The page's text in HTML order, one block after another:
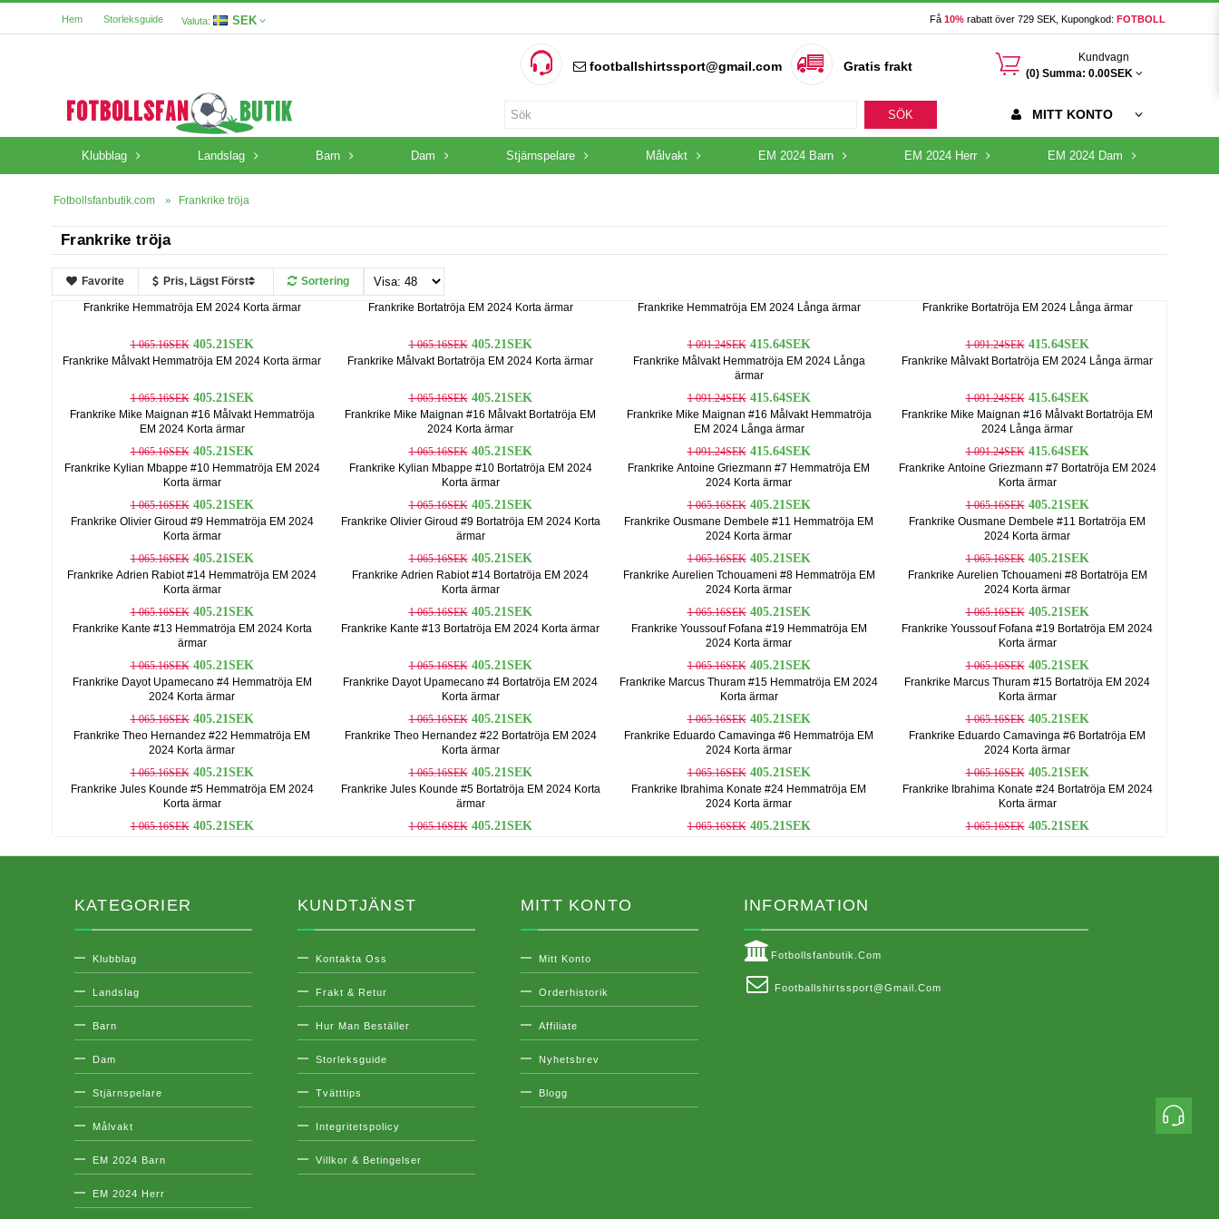
Hem Storleksguide Valuta: SEK Få 10% rabatt över 729 SEK, Kupongkod: FOTBOLL
footballshirtssport@gmail.com Gratis frakt 󰃦
Kundvagn
(0) Summa: 0.00SEK
SÖK MITT KONTO
Klubblag Landslag Barn Dam Stjärnspelare Målvakt EM 2024 Barn EM 2024 Herr EM 2024 Dam
Fotbollsfanbutik.com Frankrike tröja
Frankrike tröja
Favorite Pris, Lägst Först Sortering
Frankrike Hemmatröja EM 2024 Korta ärmar
1 065.16SEK 405.21SEK
Frankrike Bortatröja EM 2024 Korta ärmar
1 065.16SEK 405.21SEK
Frankrike Hemmatröja EM 2024 Långa ärmar
1 091.24SEK 415.64SEK
Frankrike Bortatröja EM 2024 Långa ärmar
1 091.24SEK 415.64SEK
Frankrike Målvakt Hemmatröja EM 2024 Korta ärmar
1 065.16SEK 405.21SEK
Frankrike Målvakt Bortatröja EM 2024 Korta ärmar
1 065.16SEK 405.21SEK
Frankrike Målvakt Hemmatröja EM 2024 Långa
ärmar
1 091.24SEK 415.64SEK
Frankrike Målvakt Bortatröja EM 2024 Långa ärmar
1 091.24SEK 415.64SEK
Frankrike Mike Maignan #16 Målvakt Hemmatröja
EM 2024 Korta ärmar
1 065.16SEK 405.21SEK
Frankrike Mike Maignan #16 Målvakt Bortatröja EM
2024 Korta ärmar
1 065.16SEK 405.21SEK
Frankrike Mike Maignan #16 Målvakt Hemmatröja
EM 2024 Långa ärmar
1 091.24SEK 415.64SEK
Frankrike Mike Maignan #16 Målvakt Bortatröja EM
2024 Långa ärmar
1 091.24SEK 415.64SEK
Frankrike Kylian Mbappe #10 Hemmatröja EM 2024
Korta ärmar
1 065.16SEK 405.21SEK
Frankrike Kylian Mbappe #10 Bortatröja EM 2024
Korta ärmar
1 065.16SEK 405.21SEK
Frankrike Antoine Griezmann #7 Hemmatröja EM
2024 Korta ärmar
1 065.16SEK 405.21SEK
Frankrike Antoine Griezmann #7 Bortatröja EM 2024
Korta ärmar
1 065.16SEK 405.21SEK
Frankrike Olivier Giroud #9 Hemmatröja EM 2024
Korta ärmar
1 065.16SEK 405.21SEK
Frankrike Olivier Giroud #9 Bortatröja EM 2024 Korta
ärmar
1 065.16SEK 405.21SEK
Frankrike Ousmane Dembele #11 Hemmatröja EM
2024 Korta ärmar
1 065.16SEK 405.21SEK
Frankrike Ousmane Dembele #11 Bortatröja EM
2024 Korta ärmar
1 065.16SEK 405.21SEK
Frankrike Adrien Rabiot #14 Hemmatröja EM 2024
Korta ärmar
1 065.16SEK 405.21SEK
Frankrike Adrien Rabiot #14 Bortatröja EM 2024
Korta ärmar
1 065.16SEK 405.21SEK
Frankrike Aurelien Tchouameni #8 Hemmatröja EM
2024 Korta ärmar
1 065.16SEK 405.21SEK
Frankrike Aurelien Tchouameni #8 Bortatröja EM
2024 Korta ärmar
1 065.16SEK 405.21SEK
Frankrike Kante #13 Hemmatröja EM 2024 Korta
ärmar
1 065.16SEK 405.21SEK
Frankrike Kante #13 Bortatröja EM 2024 Korta ärmar
1 065.16SEK 405.21SEK
Frankrike Youssouf Fofana #19 Hemmatröja EM
2024 Korta ärmar
1 065.16SEK 405.21SEK
Frankrike Youssouf Fofana #19 Bortatröja EM 2024
Korta ärmar
1 065.16SEK 405.21SEK
Frankrike Dayot Upamecano #4 Hemmatröja EM
2024 Korta ärmar
1 065.16SEK 405.21SEK
Frankrike Dayot Upamecano #4 Bortatröja EM 2024
Korta ärmar
1 065.16SEK 405.21SEK
Frankrike Marcus Thuram #15 Hemmatröja EM 2024
Korta ärmar
1 065.16SEK 405.21SEK
Frankrike Marcus Thuram #15 Bortatröja EM 2024
Korta ärmar
1 065.16SEK 405.21SEK
Frankrike Theo Hernandez #22 Hemmatröja EM
2024 Korta ärmar
1 065.16SEK 405.21SEK
Frankrike Theo Hernandez #22 Bortatröja EM 2024
Korta ärmar
1 065.16SEK 405.21SEK
Frankrike Eduardo Camavinga #6 Hemmatröja EM
2024 Korta ärmar
1 065.16SEK 405.21SEK
Frankrike Eduardo Camavinga #6 Bortatröja EM
2024 Korta ärmar
1 065.16SEK 405.21SEK
Frankrike Jules Kounde #5 Hemmatröja EM 2024
Korta ärmar
1 065.16SEK 405.21SEK
Frankrike Jules Kounde #5 Bortatröja EM 2024 Korta
ärmar
1 065.16SEK 405.21SEK
Frankrike Ibrahima Konate #24 Hemmatröja EM
2024 Korta ärmar
1 065.16SEK 405.21SEK
Frankrike Ibrahima Konate #24 Bortatröja EM 2024
Korta ärmar
1 065.16SEK 405.21SEK
KATEGORIER
Klubblag
Landslag
Barn
Dam
Stjärnspelare
Målvakt
EM 2024 Barn
EM 2024 Herr
KUNDTJÄNST
Kontakta Oss
Frakt & Retur
Hur Man Beställer
Storleksguide
Tvätttips
Integritetspolicy
Villkor & Betingelser
MITT KONTO
Mitt Konto
Orderhistorik
Affiliate
Nyhetsbrev
Blogg
INFORMATION
Fotbollsfanbutik.com
Footballshirtssport@gmail.com